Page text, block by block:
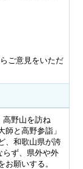
意見をいただ
高野山を訪ね
師と高野参詣」
、和歌山県が誇
らず、県外や外
お願いする。